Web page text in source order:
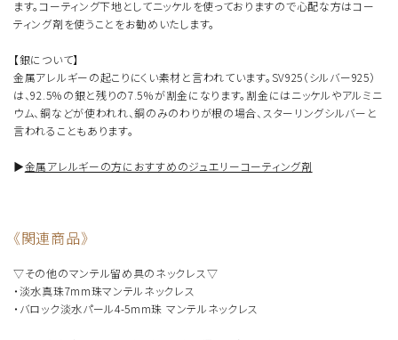
ます。コーティング下地としてニッケルを使っておりますので心配な方はコー
ティング剤を使うことをお勧めいたします。
【銀について】
金属アレルギーの起こりにくい素材と言われています。SV925（シルバー925）
は、92.5％の銀と残りの7.5％が割金になります。割金にはニッケルやアルミニ
ウム、銅などが使われれ、銅のみのわりが根の場合、スターリングシルバーと
言われることもあります。
▶︎金属アレルギーの方におすすめのジュエリーコーティング剤
《関連商品》
▽その他のマンテル留め具のネックレス▽
・淡水真珠7mm珠マンテルネックレス
・バロック淡水パール4-5mm珠 マンテルネックレス